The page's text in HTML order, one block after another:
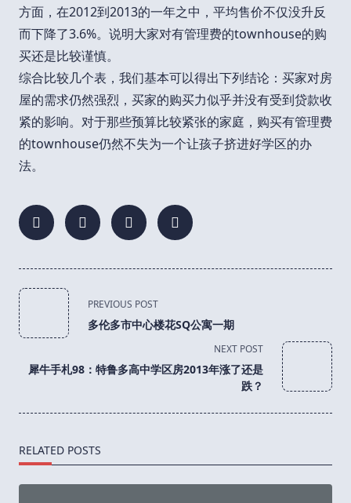
方面，在2012到2013的一年之中，平均售价不仅没升反
而下降了3.6%。说明大家对有管理费的townhouse的购
买还是比较谨慎。
综合比较几个表，我们基本可以得出下列结论：买家对房
屋的需求仍然强烈，买家的购买力似乎并没有受到贷款收
紧的影响。对于那些预算比较紧张的家庭，购买有管理费
的townhouse仍然不失为一个让孩子挤进好学区的办
法。
<span
class="nav-
subtitle
reader-
PREVIOUS POST
多伦多市中心楼花SQ公寓一期
NEXT POST
犀牛手札98：特鲁多高中学区房2013年涨了还是
跌？
RELATED POSTS